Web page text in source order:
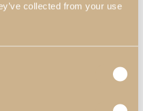
collected from your use